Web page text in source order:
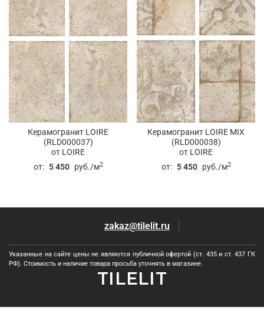
Керамогранит LOIRE
(RLD000037)
от LOIRE
от: 5 450 руб./м2
Керамогранит LOIRE MIX
(RLD000038)
от LOIRE
от: 5 450 руб./м2
zakaz@tilelit.ru
TILELIT
Указанные на сайте цены не являются публичной офертой (ст. 435 и ст. 437 ГК
РФ). Стоимость и наличие товара просьба уточнять в магазине.